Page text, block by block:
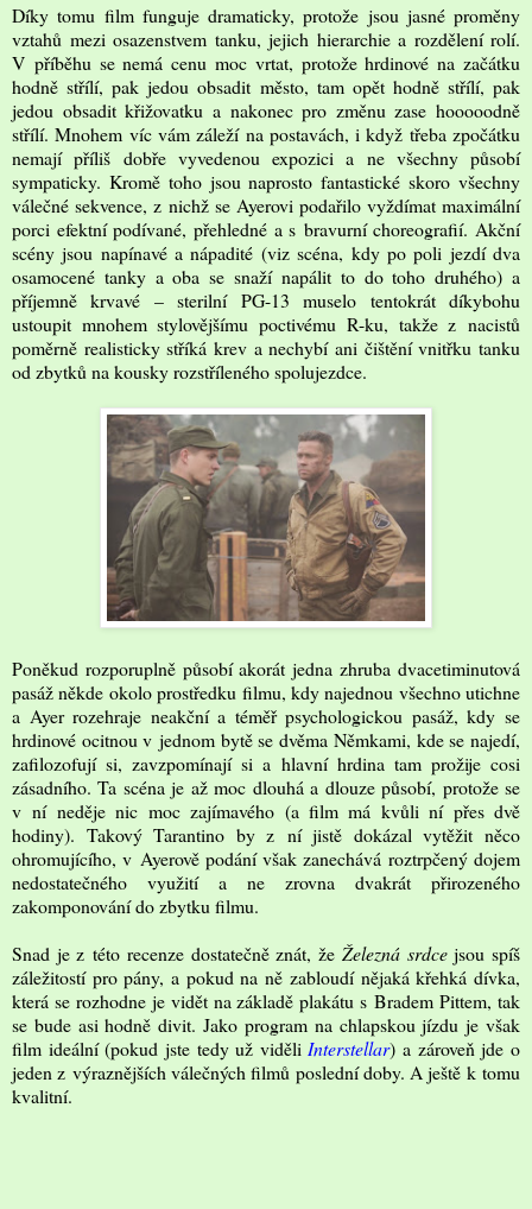
Díky tomu film funguje dramaticky, protože jsou jasné proměny
vztahů mezi osazenstvem tanku, jejich hierarchie a rozdělení rolí.
V příběhu se nemá cenu moc vrtat, protože hrdinové na začátku
hodně střílí, pak jedou obsadit město, tam opět hodně střílí, pak
jedou obsadit křižovatku a nakonec pro změnu zase hooooodně
střílí. Mnohem víc vám záleží na postavách, i když třeba zpočátku
nemají příliš dobře vyvedenou expozici a ne všechny působí
sympaticky. Kromě toho jsou naprosto fantastické skoro všechny
válečné sekvence, z nichž se Ayerovi podařilo vyždímat maximální
porci efektní podívané, přehledné a s bravurní choreografií. Akční
scény jsou napínavé a nápadité (viz scéna, kdy po poli jezdí dva
osamocené tanky a oba se snaží napálit to do toho druhého) a
příjemně krvavé – sterilní PG-13 muselo tentokrát díkybohu
ustoupit mnohem stylovějšímu poctivému R-ku, takže z nacistů
poměrně realisticky stříká krev a nechybí ani čištění vnitřku tanku
od zbytků na kousky rozstříleného spolujezdce.
Poněkud rozporuplně působí akorát jedna zhruba dvacetiminutová
pasáž někde okolo prostředku filmu, kdy najednou všechno utichne
a Ayer rozehraje neakční a téměř psychologickou pasáž, kdy se
hrdinové ocitnou v jednom bytě se dvěma Němkami, kde se najedí,
zafilozofují si, zavzpomínají si a hlavní hrdina tam prožije cosi
zásadního. Ta scéna je až moc dlouhá a dlouze působí, protože se
v ní neděje nic moc zajímavého (a film má kvůli ní přes dvě
hodiny). Takový Tarantino by z ní jistě dokázal vytěžit něco
ohromujícího, v Ayerově podání však zanechává roztrpčený dojem
nedostatečného využití a ne zrovna dvakrát přirozeného
zakomponování do zbytku filmu.
Snad je z této recenze dostatečně znát, že Železná srdcejsou spíš
záležitostí pro pány, a pokud na ně zabloudí nějaká křehká dívka,
která se rozhodne je vidět na základě plakátu s Bradem Pittem, tak
se bude asi hodně divit. Jako program na chlapskou jízdu je však
film ideální (pokud jste tedy už viděli Interstellar) a zároveň jde o
jeden z výraznějších válečných filmů poslední doby. A ještě k tomu
kvalitní.